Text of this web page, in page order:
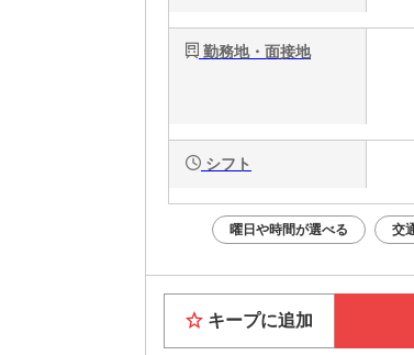
勤務地・面接地
シフト
曜日や時間が選べる 交
キープに追加